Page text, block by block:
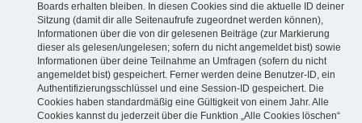
Boards erhalten bleiben. In diesen Cookies sind die aktuelle ID deiner
Sitzung (damit dir alle Seitenaufrufe zugeordnet werden können),
Informationen über die von dir gelesenen Beiträge (zur Markierung
dieser als gelesen/ungelesen; sofern du nicht angemeldet bist) sowie
Informationen über deine Teilnahme an Umfragen (sofern du nicht
angemeldet bist) gespeichert. Ferner werden deine Benutzer-ID, ein
Authentifizierungsschlüssel und eine Session-ID gespeichert. Die
Cookies haben standardmäßig eine Gültigkeit von einem Jahr. Alle
Cookies kannst du jederzeit über die Funktion „Alle Cookies löschen“